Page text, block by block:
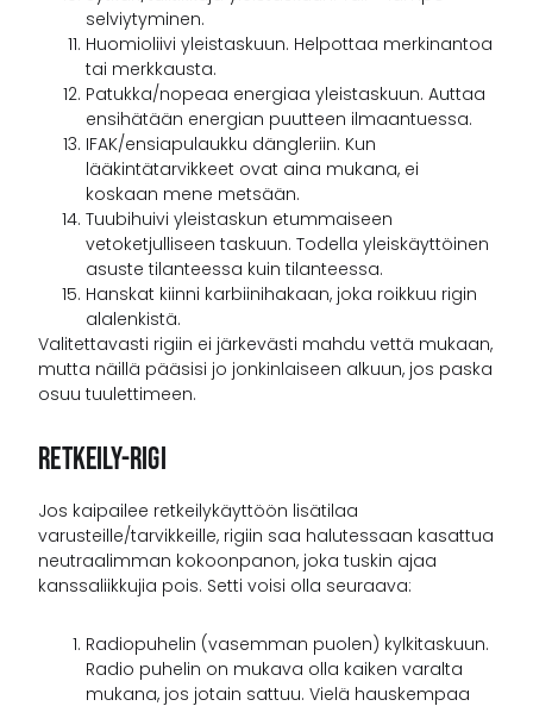
selviytyminen.
Huomioliivi yleistaskuun. Helpottaa merkinantoa
tai merkkausta.
Patukka/nopeaa energiaa yleistaskuun. Auttaa
ensihätään energian puutteen ilmaantuessa.
IFAK/ensiapulaukku dängleriin. Kun
lääkintätarvikkeet ovat aina mukana, ei
koskaan mene metsään.
Tuubihuivi yleistaskun etummaiseen
vetoketjulliseen taskuun. Todella yleiskäyttöinen
asuste tilanteessa kuin tilanteessa.
Hanskat kiinni karbiinihakaan, joka roikkuu rigin
alalenkistä.
Valitettavasti rigiin ei järkevästi mahdu vettä mukaan,
mutta näillä pääsisi jo jonkinlaiseen alkuun, jos paska
osuu tuulettimeen.
Retkeily-Rigi
Jos kaipailee retkeilykäyttöön lisätilaa
varusteille/tarvikkeille, rigiin saa halutessaan kasattua
neutraalimman kokoonpanon, joka tuskin ajaa
kanssaliikkujia pois. Setti voisi olla seuraava:
Radiopuhelin (vasemman puolen) kylkitaskuun.
Radio puhelin on mukava olla kaiken varalta
mukana, jos jotain sattuu. Vielä hauskempaa